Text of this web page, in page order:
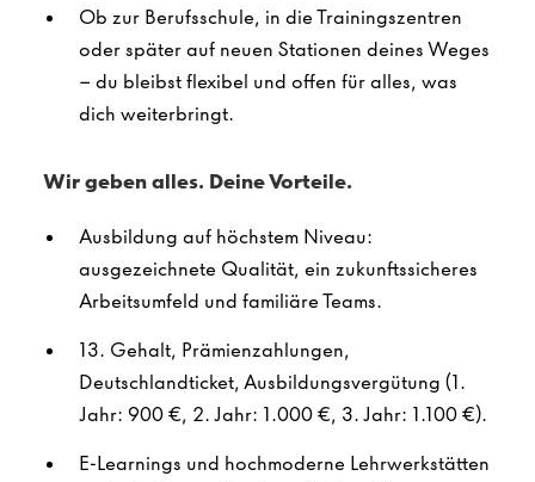
Ob zur Berufsschule, in die Trainingszentren
oder später auf neuen Stationen deines Weges
– du bleibst flexibel und offen für alles, was
dich weiterbringt.
Wir geben alles. Deine Vorteile.
Ausbildung auf höchstem Niveau:
ausgezeichnete Qualität, ein zukunftssicheres
Arbeitsumfeld und familiäre Teams.
13. Gehalt, Prämienzahlungen,
Deutschlandticket, Ausbildungsvergütung (1.
Jahr: 900 €, 2. Jahr: 1.000 €, 3. Jahr: 1.100 €).
E-Learnings und hochmoderne Lehrwerkstätten